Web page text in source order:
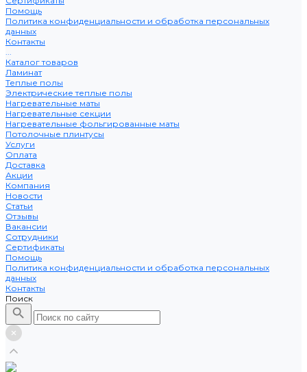
Помощь
Политика конфиденциальности и обработка персональных
данных
Контакты
...
Каталог товаров
Ламинат
Теплые полы
Электрические теплые полы
Нагревательные маты
Нагревательные секции
Нагревательные фольгированные маты
Потолочные плинтусы
Услуги
Оплата
Доставка
Акции
Компания
Новости
Статьи
Отзывы
Вакансии
Сотрудники
Сертификаты
Помощь
Политика конфиденциальности и обработка персональных
данных
Контакты
Поиск